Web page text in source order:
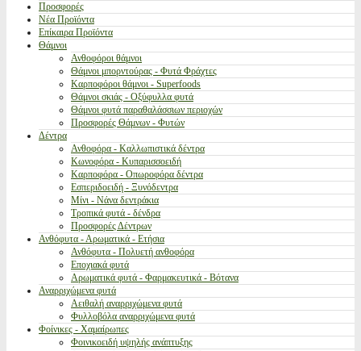
Προσφορές
Νέα Προϊόντα
Επίκαιρα Προϊόντα
Θάμνοι
Ανθοφόροι θάμνοι
Θάμνοι μπορντούρας - Φυτά Φράχτες
Καρποφόροι θάμνοι - Superfoods
Θάμνοι σκιάς - Οξύφυλλα φυτά
Θάμνοι φυτά παραθαλάσσιων περιοχών
Προσφορές Θάμνων - Φυτών
Δέντρα
Ανθοφόρα - Καλλωπιστικά δέντρα
Κωνοφόρα - Κυπαρισσοειδή
Καρποφόρα - Οπωροφόρα δέντρα
Εσπεριδοειδή - Ξυνόδεντρα
Μίνι - Νάνα δεντράκια
Τροπικά φυτά - δένδρα
Προσφορές Δέντρων
Ανθόφυτα - Αρωματικά - Ετήσια
Ανθόφυτα - Πολυετή ανθοφόρα
Εποχιακά φυτά
Αρωματικά φυτά - Φαρμακευτικά - Βότανα
Αναρριχώμενα φυτά
Αειθαλή αναρριχώμενα φυτά
Φυλλοβόλα αναρριχώμενα φυτά
Φοίνικες - Χαμαίρωπες
Φοινικοειδή υψηλής ανάπτυξης